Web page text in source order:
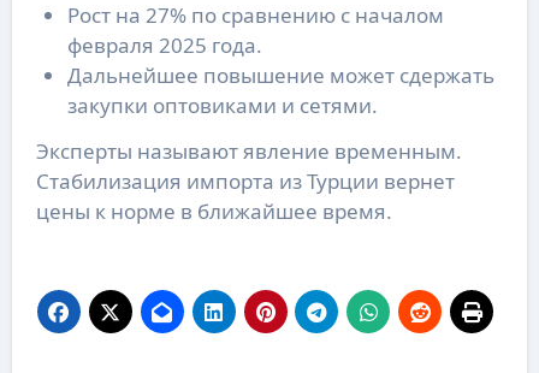
Рост на 27% по сравнению с началом
февраля 2025 года.
Дальнейшее повышение может сдержать
закупки оптовиками и сетями.
Эксперты называют явление временным.
Стабилизация импорта из Турции вернет
цены к норме в ближайшее время.